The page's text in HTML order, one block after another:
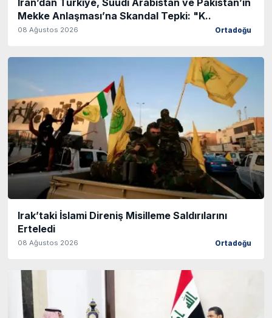
Mekke Anlaşması’na Skandal Tepki: "K..
08 Ağustos 2026 Ortadoğu
Irak’taki İslami Direniş Misilleme Saldırılarını
Erteledi
08 Ağustos 2026 Ortadoğu